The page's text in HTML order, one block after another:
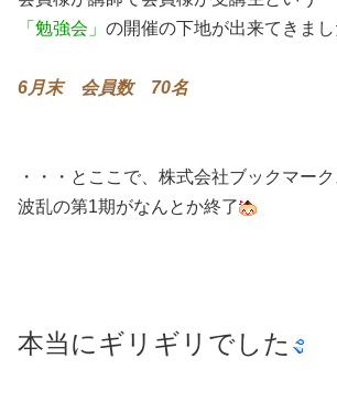
「勉強会」 の開催の下地が出来てきまし
6月末 会員数 70名
・・・とここで、株式会社ブックマー
波乱の第1期がなんとか終了
本当にギリギリでした